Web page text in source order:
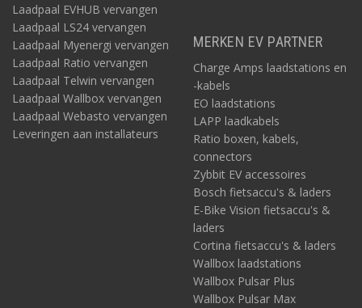
Laadpaal EVHUB vervangen
Laadpaal LS24 vervangen
Laadpaal Myenergi vervangen
Laadpaal Ratio vervangen
Laadpaal Telwin vervangen
Laadpaal Wallbox vervangen
Laadpaal Webasto vervangen
Leveringen aan installateurs
MERKEN EV PARTNER
Charge Amps laadstations en
-kabels
EO laadstations
LAPP laadkabels
Ratio boxen, kabels,
connectors
Zybbit EV accessoires
Bosch fietsaccu's & laders
E-Bike Vision fietsaccu's &
laders
Cortina fietsaccu's & laders
Wallbox laadstations
Wallbox Pulsar Plus
Wallbox Pulsar Max